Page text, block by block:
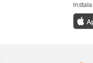
Instala